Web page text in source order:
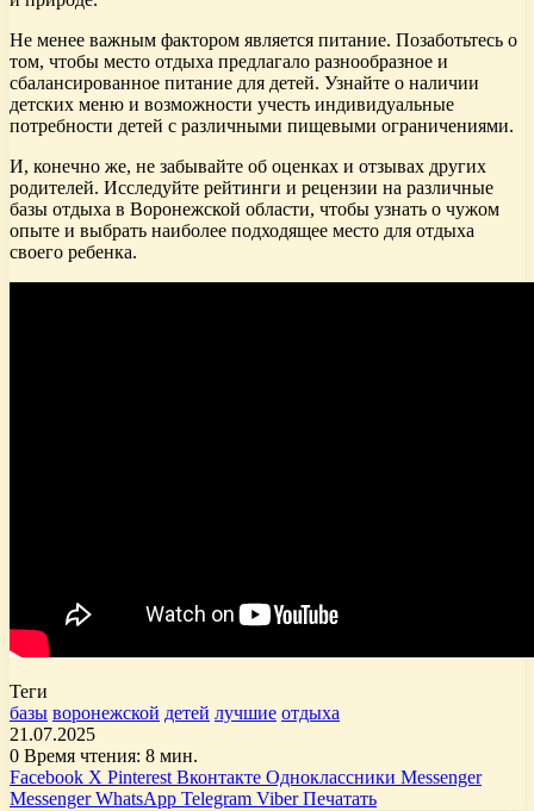
Не менее важным фактором является питание. Позаботьтесь о
том, чтобы место отдыха предлагало разнообразное и
сбалансированное питание для детей. Узнайте о наличии
детских меню и возможности учесть индивидуальные
потребности детей с различными пищевыми ограничениями.
И, конечно же, не забывайте об оценках и отзывах других
родителей. Исследуйте рейтинги и рецензии на различные
базы отдыха в Воронежской области, чтобы узнать о чужом
опыте и выбрать наиболее подходящее место для отдыха
своего ребенка.
Теги
базы воронежской детей лучшие отдыха
21.07.2025
0 Время чтения: 8 мин.
Facebook X Pinterest Вконтакте Одноклассники Messenger
Messenger WhatsApp Telegram Viber Печатать